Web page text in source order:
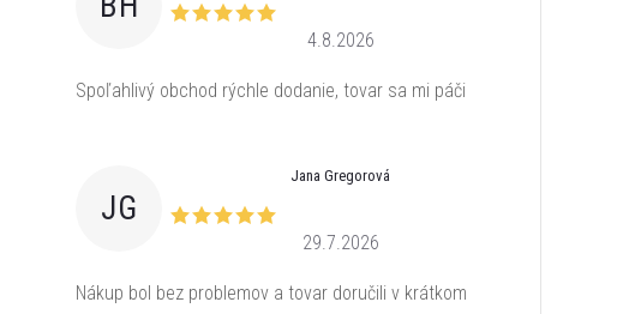
4.8.2026
Spoľahlivý obchod rýchle dodanie, tovar sa mi páči
JG
Jana Gregorová
29.7.2026
Nákup bol bez problemov a tovar doručili v krátkom